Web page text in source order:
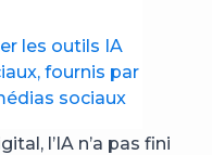
les outils IA
fournis par
sociaux
l’IA n’a pas fini